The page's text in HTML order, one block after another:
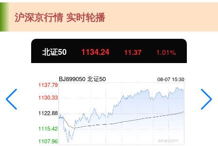
沪深京行情 实时轮播
北证50 1134.24 11.37 1.01%